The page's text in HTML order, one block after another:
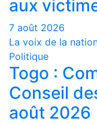
aux
7 août 2026
La voix de la
Politique
Togo :
Conseil
août 2026